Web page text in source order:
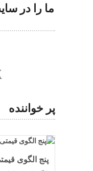
ما را در
پر خواننده
پنج الگوی